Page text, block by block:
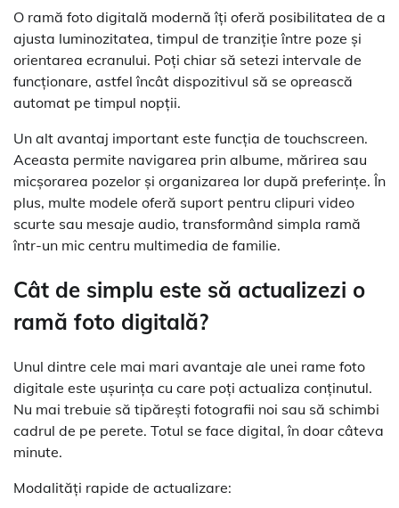
O ramă foto digitală modernă îți oferă posibilitatea de a
ajusta luminozitatea, timpul de tranziție între poze și
orientarea ecranului. Poți chiar să setezi intervale de
funcționare, astfel încât dispozitivul să se oprească
automat pe timpul nopții.
Un alt avantaj important este funcția de touchscreen.
Aceasta permite navigarea prin albume, mărirea sau
micșorarea pozelor și organizarea lor după preferințe. În
plus, multe modele oferă suport pentru clipuri video
scurte sau mesaje audio, transformând simpla ramă
într-un mic centru multimedia de familie.
Cât de simplu este să actualizezi o
ramă foto digitală?
Unul dintre cele mai mari avantaje ale unei rame foto
digitale este ușurința cu care poți actualiza conținutul.
Nu mai trebuie să tipărești fotografii noi sau să schimbi
cadrul de pe perete. Totul se face digital, în doar câteva
minute.
Modalități rapide de actualizare: